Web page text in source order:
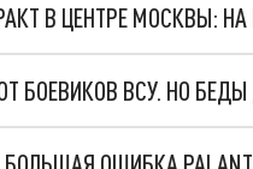
В ЦЕНТРЕ МОСКВЫ:
БОЕВИКОВ ВСУ. НО